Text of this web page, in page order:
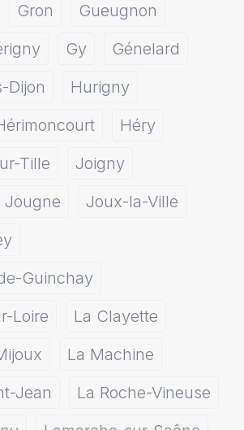
Gron
Gueugnon
Gy
Génelard
Dijon
Hurigny
Héry
Tille
Joigny
Jougne
Joux-la-Ville
Guinchay
Loire
La Clayette
La Machine
Jean
La Roche-Vineuse